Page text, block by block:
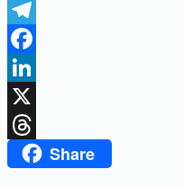
WhatsApp
Telegram
Facebook
LinkedIn
X
ThreadsShare